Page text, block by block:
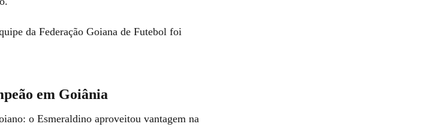
da Federação Goiana de Futebol foi
em Goiânia
o Esmeraldino aproveitou vantagem na